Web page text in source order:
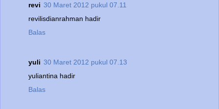
revi 30 Maret 2012 pukul 07.11
revilisdianrahman hadir
Balas
yuli 30 Maret 2012 pukul 07.13
yuliantina hadir
Balas